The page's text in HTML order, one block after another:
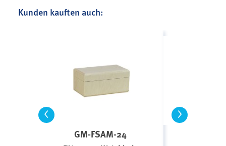
Kunden kauften auch:
<
GM-FSAM-24
>